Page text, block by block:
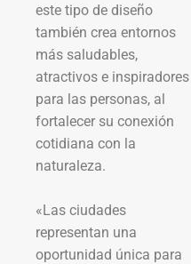
este tipo de diseño
también crea entornos
más saludables,
atractivos e inspiradores
para las personas, al
fortalecer su conexión
cotidiana con la
naturaleza.
«Las ciudades
representan una
oportunidad única para